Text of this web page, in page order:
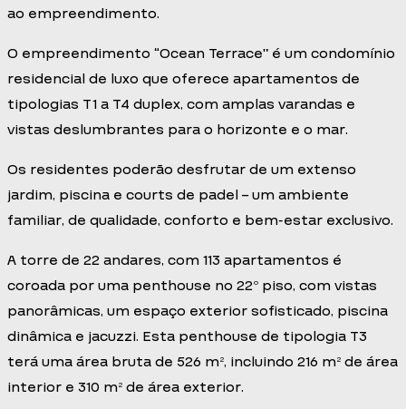
ao empreendimento.
O empreendimento “Ocean Terrace” é um condomínio
residencial de luxo que oferece apartamentos de
tipologias T1 a T4 duplex, com amplas varandas e
vistas deslumbrantes para o horizonte e o mar.
Os residentes poderão desfrutar de um extenso
jardim, piscina e courts de padel – um ambiente
familiar, de qualidade, conforto e bem-estar exclusivo.
A torre de 22 andares, com 113 apartamentos é
coroada por uma penthouse no 22º piso, com vistas
panorâmicas, um espaço exterior sofisticado, piscina
dinâmica e jacuzzi. Esta penthouse de tipologia T3
terá uma área bruta de 526 m², incluindo 216 m² de área
interior e 310 m² de área exterior.